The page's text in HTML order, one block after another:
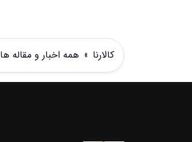
کالارنا » همه اخبار و مقاله ها